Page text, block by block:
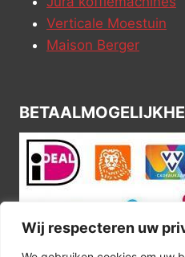
Wij respecteren uw
Verticale Moestuin
Maison Berger